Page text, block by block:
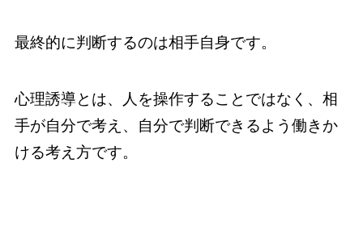
最終的に判断するのは相手自身です。
心理誘導とは、人を操作することではなく、相
手が自分で考え、自分で判断できるよう働きか
ける考え方です。